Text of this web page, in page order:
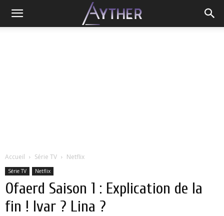
Accueil Série TV Netflix
Série TV Netflix
Ofaerd Saison 1 : Explication de la
fin ! Ivar ? Lina ?